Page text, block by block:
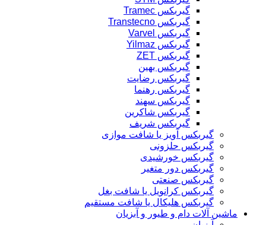
گیربکس Tramec
گیربکس Transtecno
گیربکس Varvel
گیربکس Yilmaz
گیربکس ZET
گیربکس بهین
گیربکس رضایت
گیربکس رهنما
گیربکس سهند
گیربکس شاکرین
گیربکس شریف
گیربکس آویز یا شافت موازی
گیربکس حلزونی
گیربکس خورشیدی
گیربکس دور متغیر
گیربکس صنعتی
گیربکس کرانویل یا شافت بغل
گیربکس هلیکال یا شافت مستقیم
ماشین آلات دام و طیور و آبزیان